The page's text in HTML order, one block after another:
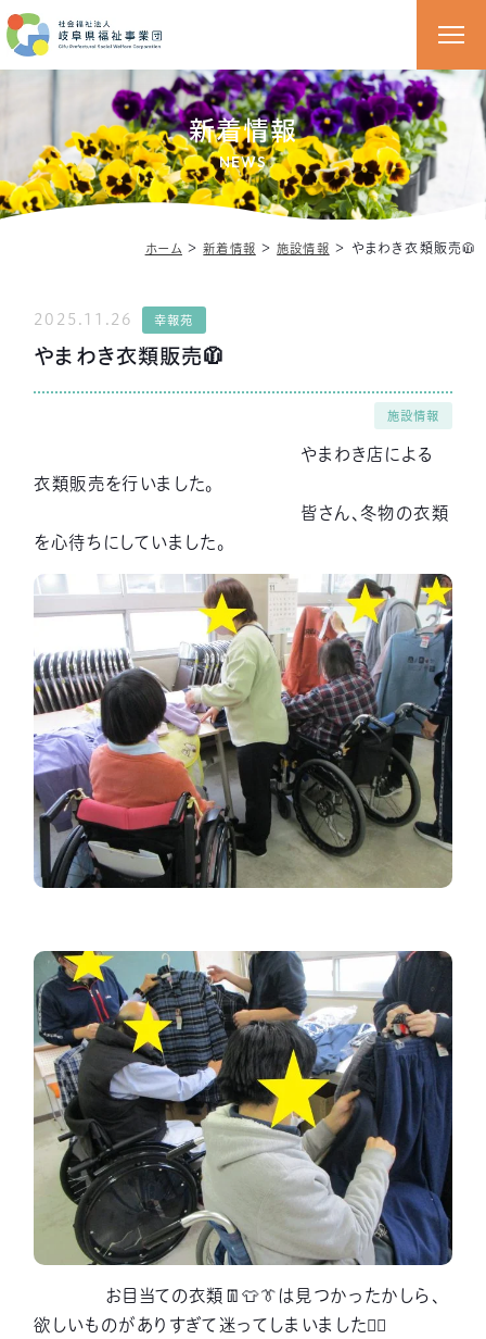
新着情報
NEWS
ホーム ＞新着情報 ＞施設情報 ＞ やまわき衣類販売🧥
2025.11.26 幸報苑
やまわき衣類販売🧥
施設情報
やまわき店による
衣類販売を行いました。
皆さん、冬物の衣類
を心待ちにしていました。
お目当ての衣類👖👕👔は見つかったかしら、
欲しいものがありすぎて迷ってしまいました😵‍💫